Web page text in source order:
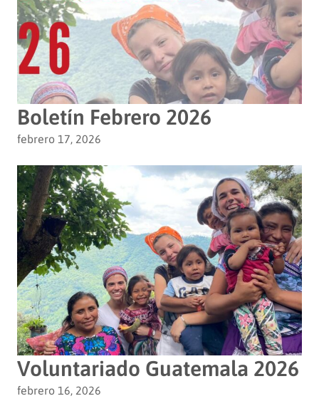
Boletín Febrero 2026
febrero 17, 2026
Voluntariado Guatemala 2026
febrero 16, 2026